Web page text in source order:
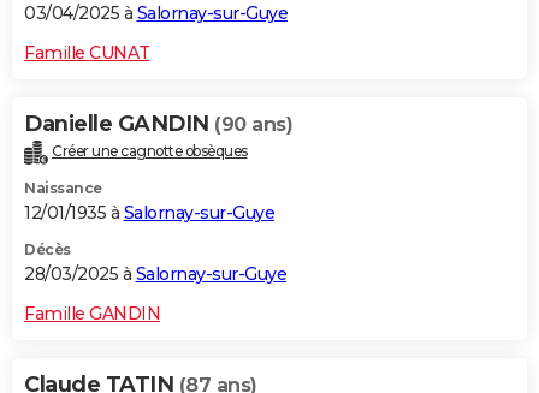
03/04/2025 à Salornay-sur-Guye
Famille CUNAT
Danielle GANDIN (90 ans)
Créer une cagnotte obsèques
Naissance
12/01/1935 à Salornay-sur-Guye
Décès
28/03/2025 à Salornay-sur-Guye
Famille GANDIN
Claude TATIN (87 ans)